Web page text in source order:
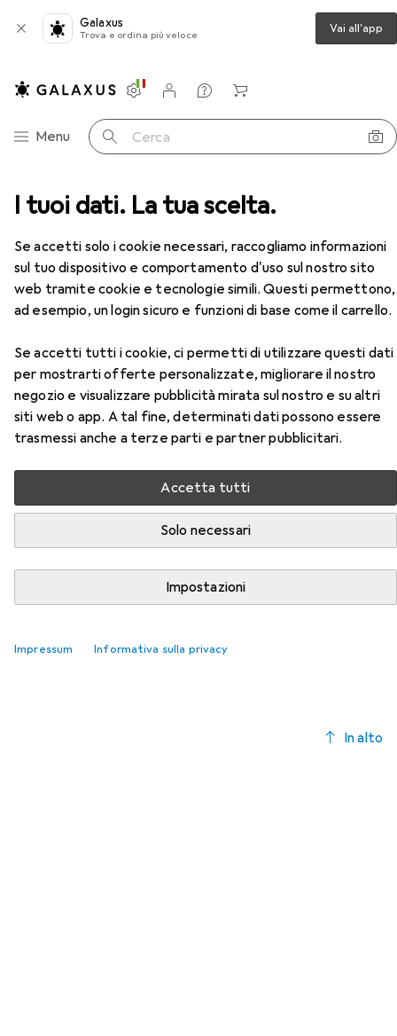
I tuoi dati. La tua scelta.
Se accetti solo i cookie necessari, raccogliamo informazioni
sul tuo dispositivo e comportamento d'uso sul nostro sito
web tramite cookie e tecnologie simili. Questi permettono,
ad esempio, un login sicuro e funzioni di base come il carrello.
Se accetti tutti i cookie, ci permetti di utilizzare questi dati
per mostrarti offerte personalizzate, migliorare il nostro
negozio e visualizzare pubblicità mirata sul nostro e su altri
siti web o app. A tal fine, determinati dati possono essere
trasmessi anche a terze parti e partner pubblicitari.
Accetta tutti
Solo necessari
Impostazioni
Impressum Informativa sulla privacy
Galaxus
Trova e ordina più veloce Vai all'app
Categoria Navigazione
Menu Cerca
Impostazioni
Conto cliente
Liste di confronto
Liste dei desideri
Carrello
Chiave a bussola + esagonale Koken proroga
EUR
51,70
Koken proroga
Accessori per Koken proroga
Qui trovi accessori adatti per il prodotto Koken proroga
della categoria Chiave a bussola + esagonale.
Rilevanza
Elenco dei prodotti
Chiave a bussola + esagonale
EUR
30,53
Terminali del fusibile della presa
In alto